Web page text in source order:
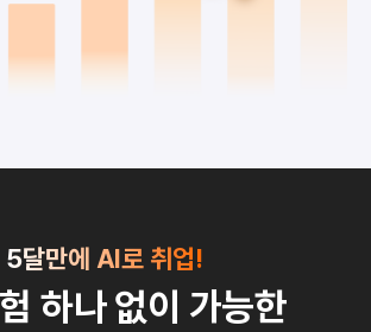
5달만에 AI로 취업!
하나 없이 가능한